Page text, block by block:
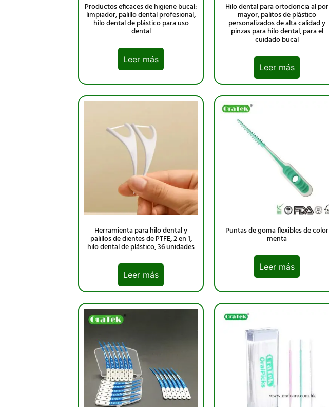
Productos eficaces de higiene bucal:
limpiador, palillo dental profesional,
hilo dental de plástico para uso
dental
Leer más
Hilo dental para ortodoncia al por
mayor, palitos de plástico
personalizados de alta calidad y
pinzas para hilo dental, para el
cuidado bucal
Leer más
Herramienta para hilo dental y
palillos de dientes de PTFE, 2 en 1,
hilo dental de plástico, 36 unidades
Leer más
Puntas de goma flexibles de color
menta
Leer más